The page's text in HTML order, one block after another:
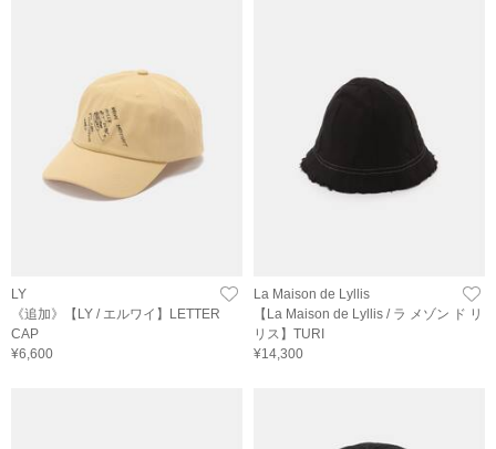
LY
《追加》【LY / エルワイ】LETTER
CAP
¥6,600
La Maison de Lyllis
【La Maison de Lyllis / ラ メゾン ド リ
リス】TURI
¥14,300